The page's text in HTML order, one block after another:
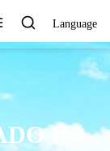
Language
IN